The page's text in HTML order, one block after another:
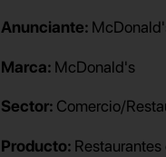
Anunciante:
Marca: McDonald's
Sector: Comercio/
Producto: